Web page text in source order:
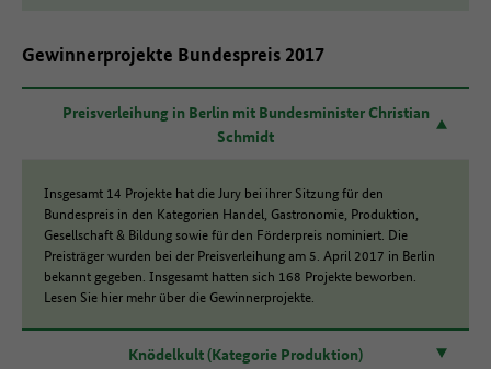
Gewinnerprojekte Bundespreis 2017
Preisverleihung in Berlin mit Bundesminister Christian
Schmidt
Insgesamt 14 Projekte hat die Jury bei ihrer Sitzung für den
Bundespreis in den Kategorien Handel, Gastronomie, Produktion,
Gesellschaft & Bildung sowie für den Förderpreis nominiert. Die
Preisträger wurden bei der Preisverleihung am 5. April 2017 in Berlin
bekannt gegeben. Insgesamt hatten sich 168 Projekte beworben.
Lesen Sie hier mehr über die Gewinnerprojekte.
Knödelkult (Kategorie Produktion)